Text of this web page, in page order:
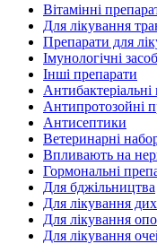
Вітамінні
Для лікування
Препарати для
Імунологічні
Інші препарати
Антибактеріальні
Антипротозойні
Антисептики
Ветеринарні
Впливають на
Гормональні
Для бджільництва
Для лікування
Для лікування
Для лікування